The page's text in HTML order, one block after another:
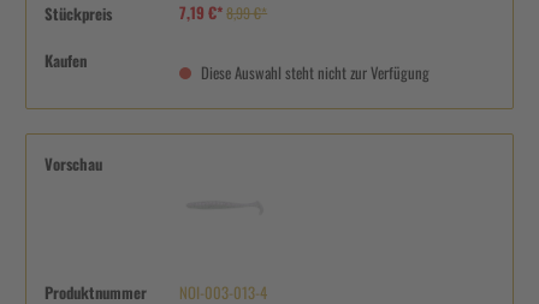
Stückpreis 7,19 €*8,99 €*
Kaufen
Diese Auswahl steht nicht zur Verfügung
Vorschau
Produktnummer NOI-003-013-4